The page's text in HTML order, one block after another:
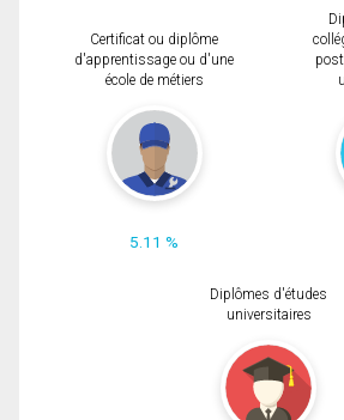
Certificat ou diplôme
d'apprentissage ou d'une
école de métiers
5.11 %
Diplômes d'études
universitaires